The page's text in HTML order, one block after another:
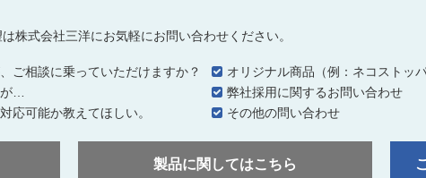
株式会社三洋にお気軽にお問い合わせください。
ご相談に乗っていただけますか？
…
応可能か教えてほしい。
オリジナル商品（例：ネコストッ
弊社採用に関するお問い合わせ
その他の問い合わせ
製品に関してはこちら